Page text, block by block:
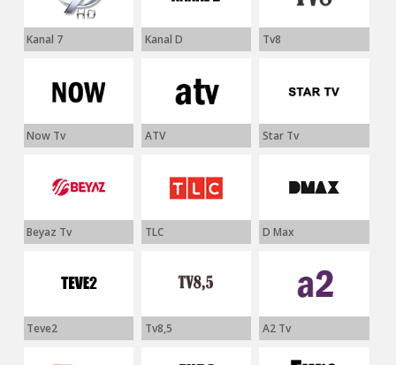
Kanal 7 Kanal D Tv8
Now Tv ATV Star Tv
Beyaz Tv TLC D Max
Teve2 Tv8,5 A2 Tv